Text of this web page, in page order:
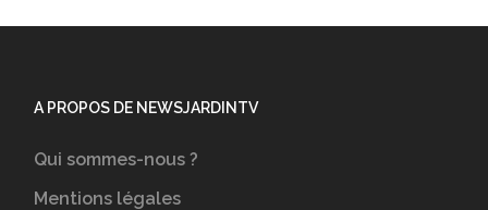
A PROPOS DE NEWSJARDINTV
Qui sommes-nous ?
Mentions légales